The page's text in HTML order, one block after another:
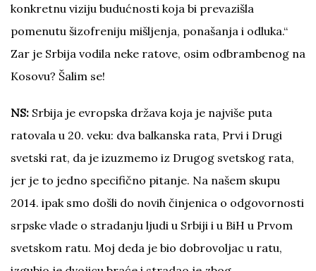
konkretnu viziju budućnosti koja bi prevazišla
pomenutu šizofreniju mišljenja, ponašanja i odluka.“
Zar je Srbija vodila neke ratove, osim odbrambenog na
Kosovu? Šalim se!
NS: Srbija je evropska država koja je najviše puta
ratovala u 20. veku: dva balkanska rata, Prvi i Drugi
svetski rat, da je izuzmemo iz Drugog svetskog rata,
jer je to jedno specifično pitanje. Na našem skupu
2014. ipak smo došli do novih činjenica o odgovornosti
srpske vlade o stradanju ljudi u Srbiji i u BiH u Prvom
svetskom ratu. Moj deda je bio dobrovoljac u ratu,